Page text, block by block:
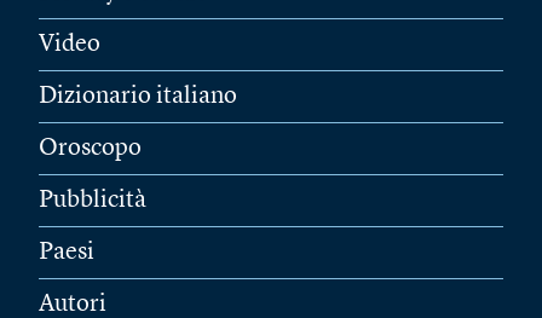
Video
Dizionario italiano
Oroscopo
Pubblicità
Paesi
Autori